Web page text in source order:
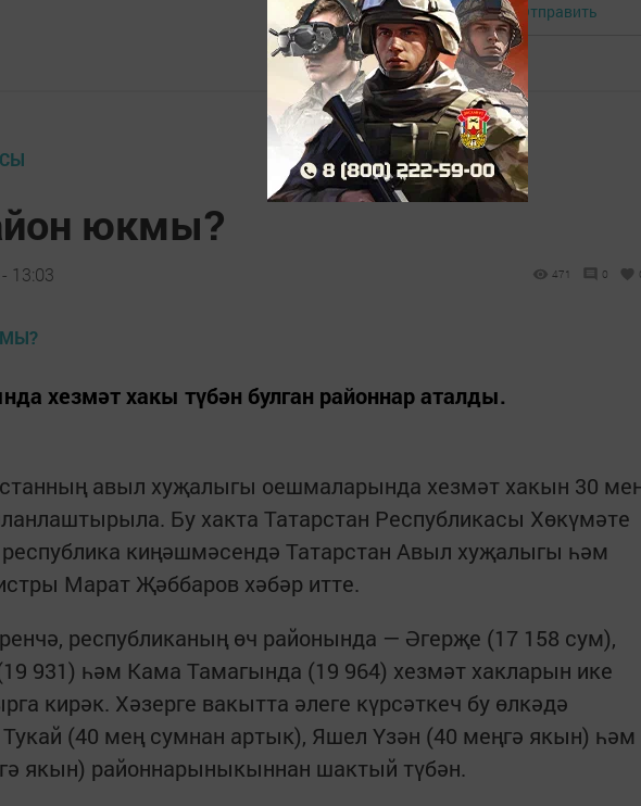
Авторизоваться Отправить
юкмы?
13:03 471 0
хезмәт хакы түбән булган районнар аталды.
авыл хуҗалыгы оешмаларында хезмәт хакын 30
Бу хакта Татарстан Республикасы Хөкүмәте
киңәшмәсендә Татарстан Авыл хуҗалыгы һәм
Марат Җәббаров хәбәр итте.
республиканың өч районында — Әгерҗе (17 158 сум),
931) һәм Кама Тамагында (19 964) хезмәт хакларын ике
кирәк. Хәзерге вакытта әлеге күрсәткеч бу өлкәдә
(40 мең сумнан артык), Яшел Үзән (40 меңгә якын) һәм
якын) районнарыныкыннан шактый түбән.